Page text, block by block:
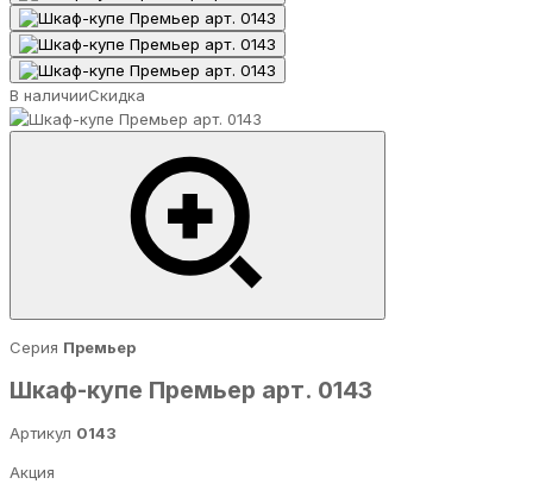
В наличииСкидка
Серия Премьер
Шкаф-купе Премьер арт. 0143
Артикул 0143
Акция